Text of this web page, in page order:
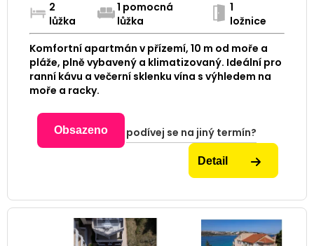
2
lůžka
1 pomocná
lůžka
1
ložnice
Komfortní apartmán v přízemí, 10 m od moře a
pláže, plně vybavený a klimatizovaný. Ideální pro
ranní kávu a večerní sklenku vína s výhledem na
moře a racky.
Obsazeno podívej se na jiný termín?
Detail